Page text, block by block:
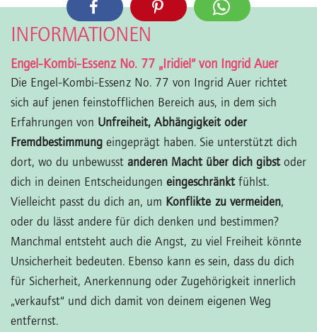
INFORMATIONEN
Engel-Kombi-Essenz No. 77 „Iridiel“ von Ingrid Auer
Die Engel-Kombi-Essenz No. 77 von Ingrid Auer richtet
sich auf jenen feinstofflichen Bereich aus, in dem sich
Erfahrungen von Unfreiheit, Abhängigkeit oder
Fremdbestimmung eingeprägt haben. Sie unterstützt dich
dort, wo du unbewusst anderen Macht über dich gibst oder
dich in deinen Entscheidungen eingeschränkt fühlst.
Vielleicht passt du dich an, um Konflikte zu vermeiden,
oder du lässt andere für dich denken und bestimmen?
Manchmal entsteht auch die Angst, zu viel Freiheit könnte
Unsicherheit bedeuten. Ebenso kann es sein, dass du dich
für Sicherheit, Anerkennung oder Zugehörigkeit innerlich
„verkaufst“ und dich damit von deinem eigenen Weg
entfernst.